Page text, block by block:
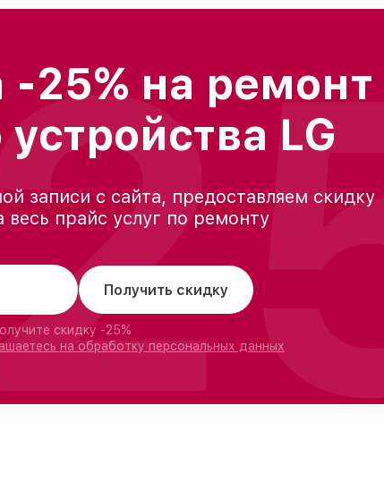
-25% на ремонт
LG
записи с сайта, предоставляем скидку
весь прайс услуг по ремонту
Получить скидку
скидку -25%
на обработку персональных данных